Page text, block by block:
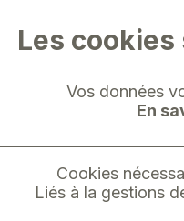
Les
Vos données
En
Cookies
Liés à la gestions